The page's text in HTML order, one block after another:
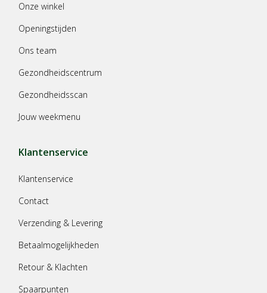
Onze winkel
Openingstijden
Ons team
Gezondheidscentrum
Gezondheidsscan
Jouw weekmenu
Klantenservice
Klantenservice
Contact
Verzending & Levering
Betaalmogelijkheden
Retour & Klachten
Spaarpunten